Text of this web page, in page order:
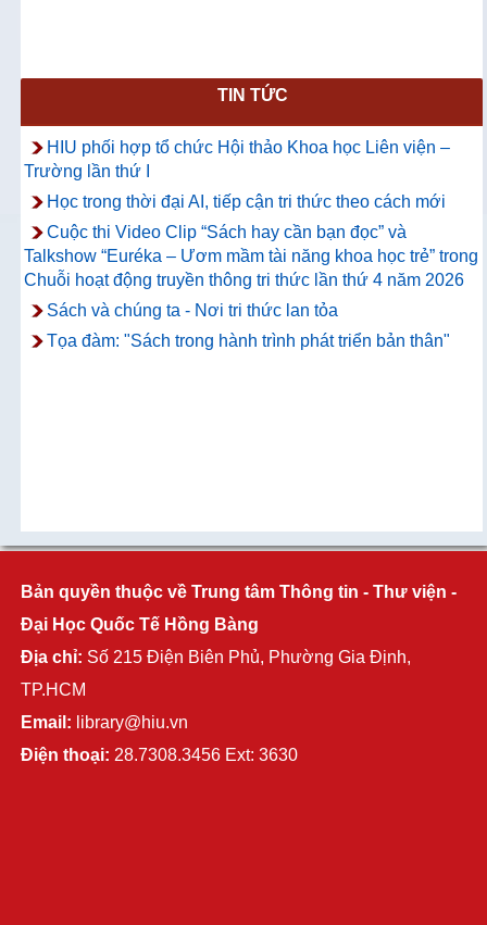
TIN TỨC
HIU phối hợp tổ chức Hội thảo Khoa học Liên viện –
Trường lần thứ I
Học trong thời đại AI, tiếp cận tri thức theo cách mới
Cuộc thi Video Clip “Sách hay cần bạn đọc” và
Talkshow “Euréka – Ươm mầm tài năng khoa học trẻ” trong
Chuỗi hoạt động truyền thông tri thức lần thứ 4 năm 2026
Sách và chúng ta - Nơi tri thức lan tỏa
Tọa đàm: "Sách trong hành trình phát triển bản thân"
Bản quyền thuộc về Trung tâm Thông tin - Thư viện -
Đại Học Quốc Tế Hồng Bàng
Địa chỉ: Số 215 Điện Biên Phủ, Phường Gia Định,
TP.HCM
Email: library@hiu.vn
Điện thoại: 28.7308.3456 Ext: 3630